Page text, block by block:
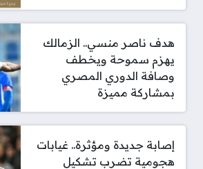
هدف ناصر منسي.. الزمالك
يهزم سموحة ويخطف
وصافة الدوري المصري
بمشاركة مميزة
إصابة جديدة ومؤثرة.. غيابات
هجومية تضرب تشكيل